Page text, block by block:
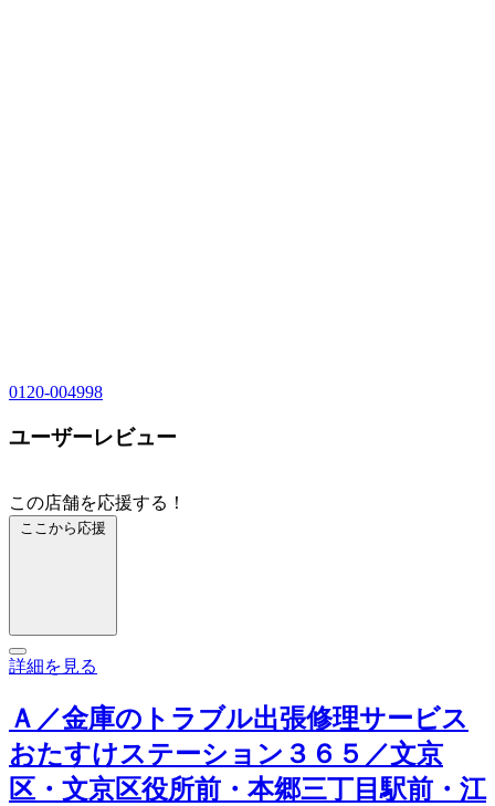
0120-004998
ユーザーレビュー
この店舗を応援する！
ここから応援
詳細を見る
Ａ／金庫のトラブル出張修理サービス
おたすけステーション３６５／文京
区・文京区役所前・本郷三丁目駅前・江